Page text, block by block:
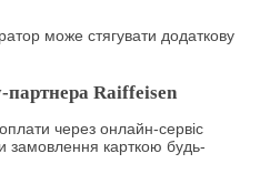
може стягувати додаткову
Raiffeisen
через онлайн-сервіс
замовлення карткою будь-